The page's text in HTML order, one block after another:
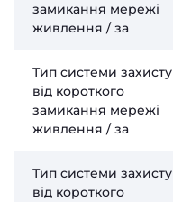
замикання мережі
живлення / за
Тип системи захисту
від короткого
замикання мережі
живлення / за
Тип системи захисту
від короткого